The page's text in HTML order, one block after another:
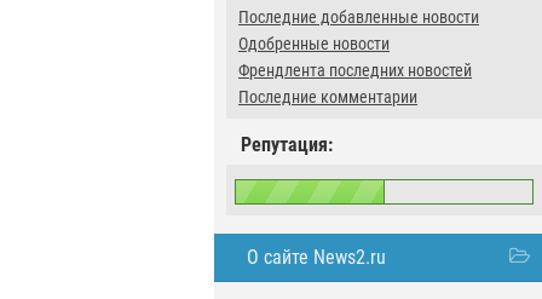
Последние добавленные новости
Одобренные новости
Френдлента последних новостей
Последние комментарии
Репутация:
О сайте News2.ru